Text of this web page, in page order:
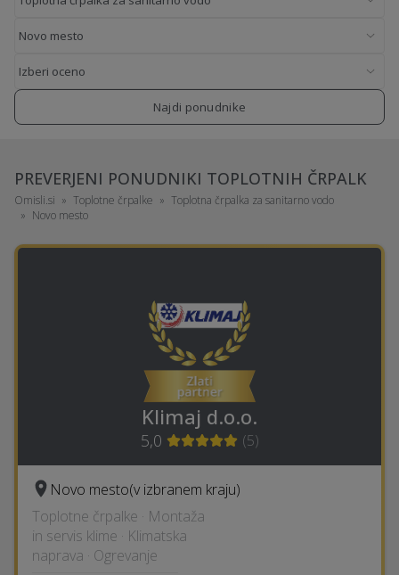
Najdi ponudnike
PREVERJENI PONUDNIKI TOPLOTNIH ČRPALK
Omisli.si Toplotne črpalke
Toplotna črpalka za sanitarno vodo
Novo mesto
Klimaj d.o.o.
5,0 (5)
Novo mesto(v izbranem kraju)
Toplotne črpalke · Montaža
in servis klime · Klimatska
naprava · Ogrevanje